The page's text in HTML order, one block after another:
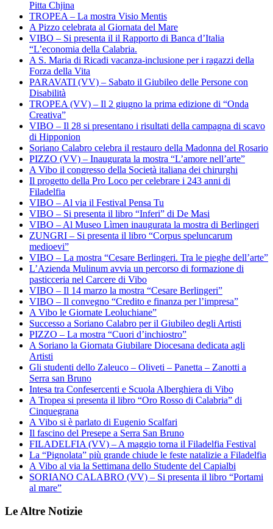
Pitta Chjina
TROPEA – La mostra Visio Mentis
A Pizzo celebrata al Giornata del Mare
VIBO – Si presenta il il Rapporto di Banca d’Italia
“L’economia della Calabria.
A S. Maria di Ricadi vacanza-inclusione per i ragazzi della
Forza della Vita
PARAVATI (VV) – Sabato il Giubileo delle Persone con
Disabilità
TROPEA (VV) – Il 2 giugno la prima edizione di “Onda
Creativa”
VIBO – Il 28 si presentano i risultati della campagna di scavo
di Hipponion
Soriano Calabro celebra il restauro della Madonna del Rosario
PIZZO (VV) – Inaugurata la mostra “L’amore nell’arte”
A Vibo il congresso della Società italiana dei chirurghi
Il progetto della Pro Loco per celebrare i 243 anni di
Filadelfia
VIBO – Al via il Festival Pensa Tu
VIBO – Si presenta il libro “Inferi” di De Masi
VIBO – Al Museo Lìmen inaugurata la mostra di Berlingeri
ZUNGRI – Si presenta il libro “Corpus speluncarum
medioevi”
VIBO – La mostra “Cesare Berlingeri. Tra le pieghe dell’arte”
L’Azienda Mulinum avvia un percorso di formazione di
pasticceria nel Carcere di Vibo
VIBO – Il 14 marzo la mostra “Cesare Berlingeri”
VIBO – Il convegno “Credito e finanza per l’impresa”
A Vibo le Giornate Leoluchiane”
Successo a Soriano Calabro per il Giubileo degli Artisti
PIZZO – La mostra “Cuori d’inchiostro”
A Soriano la Giornata Giubilare Diocesana dedicata agli
Artisti
Gli studenti dello Zaleuco – Oliveti – Panetta – Zanotti a
Serra san Bruno
Intesa tra Confesercenti e Scuola Alberghiera di Vibo
A Tropea si presenta il libro “Oro Rosso di Calabria” di
Cinquegrana
A Vibo si è parlato di Eugenio Scalfari
Il fascino del Presepe a Serra San Bruno
FILADELFIA (VV) – A maggio torna il Filadelfia Festival
La “Pignolata” più grande chiude le feste natalizie a Filadelfia
A Vibo al via la Settimana dello Studente del Capialbi
SORIANO CALABRO (VV) – Si presenta il libro “Portami
al mare”
Le Altre Notizie